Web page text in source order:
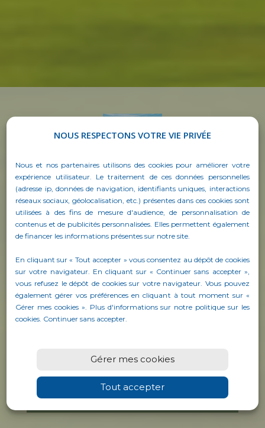
RÉSEAUÉNERGIES
TERRE&MER
engagés pour protéger l’environnement, les
activités économiques de la terre et de la mer
et le patrimoine depuis des années sur le
littoral comme au sein des territoires ruraux
ayant des propositions pour maitriser le coût
visant un contenu 100% européen.
DÉCARBONONS SANS GASPILLER !
DEMANDEZ-NOUS COMMENT ?
NOUS RESPECTONS VOTRE VIE PRIVÉE
Nous et nos partenaires utilisons des cookies pour améliorer votre
expérience utilisateur. Le traitement de ces données personnelles
(adresse ip, données de navigation, identifiants uniques, interactions
réseaux sociaux, géolocalisation, etc.) présentes dans ces cookies sont
utilisées à des fins de mesure d'audience, de personnalisation de
contenus et de publicités personnalisées. Elles permettent également
de financer les informations présentes sur notre site.
En cliquant sur « Tout accepter » vous consentez au dépôt de cookies
sur votre navigateur. En cliquant sur « Continuer sans accepter »,
vous refusez le dépôt de cookies sur votre navigateur. Vous pouvez
également gérer vos préférences en cliquant à tout moment sur «
Gérer mes cookies ». Plus d'informations sur notre politique sur les
cookies. Continuer sans accepter
Gérer mes cookies
Tout accepter